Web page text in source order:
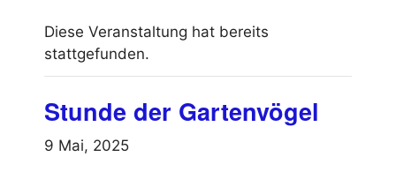
Diese Veranstaltung hat bereits
stattgefunden.
Stunde der Gartenvögel
9 Mai, 2025